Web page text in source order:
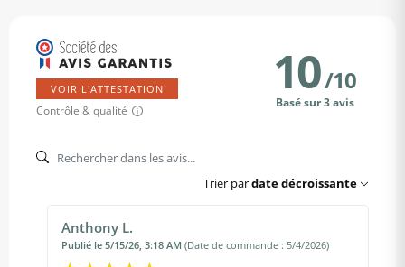
VOIR L'ATTESTATION
Contrôle & qualité
10/10
Basé sur 3 avis
Trier pardate décroissante
Anthony L.
Publié le 5/15/26, 3:18 AM (Date de commande : 5/4/2026)